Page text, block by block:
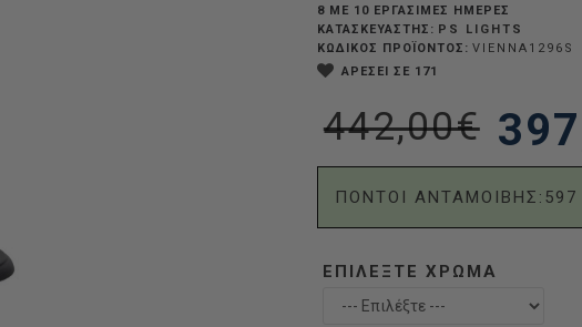
442,00€
ΠΟΝΤΟΙ ΑΝΤΑΜΟΙΒΗΣ: 597
8 ΜΕ 10 ΕΡΓΆΣΙΜΕΣ ΗΜΈΡΕΣ
ΚΑΤΑΣΚΕΥΑΣΤΗΣ: PS LIGHTS
ΚΩΔΙΚΟΣ ΠΡΟΪΟΝΤΟΣ: VIENNA1296S
ΑΡΕΣΕΙ ΣΕ 171
ΕΠΙΛΈΞΤΕ ΧΡΏΜΑ